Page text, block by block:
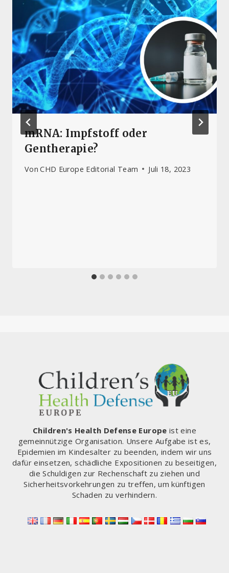
mRNA: Impfstoff oder
Gentherapie?
Von CHD Europe Editorial Team Juli 18, 2023
Children's Health Defense Europe ist eine
gemeinnützige Organisation. Unsere Aufgabe ist es,
Epidemien im Kindesalter zu beenden, indem wir uns
dafür einsetzen, schädliche Expositionen zu beseitigen,
die Schuldigen zur Rechenschaft zu ziehen und
Sicherheitsvorkehrungen zu treffen, um künftigen
Schaden zu verhindern.